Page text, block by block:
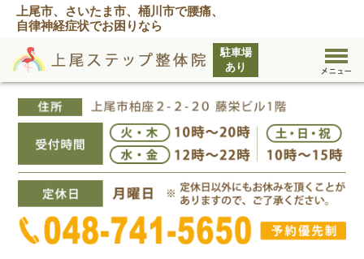
上尾市、さいたま市、桶川市で腰痛、
自律神経症状でお困りなら